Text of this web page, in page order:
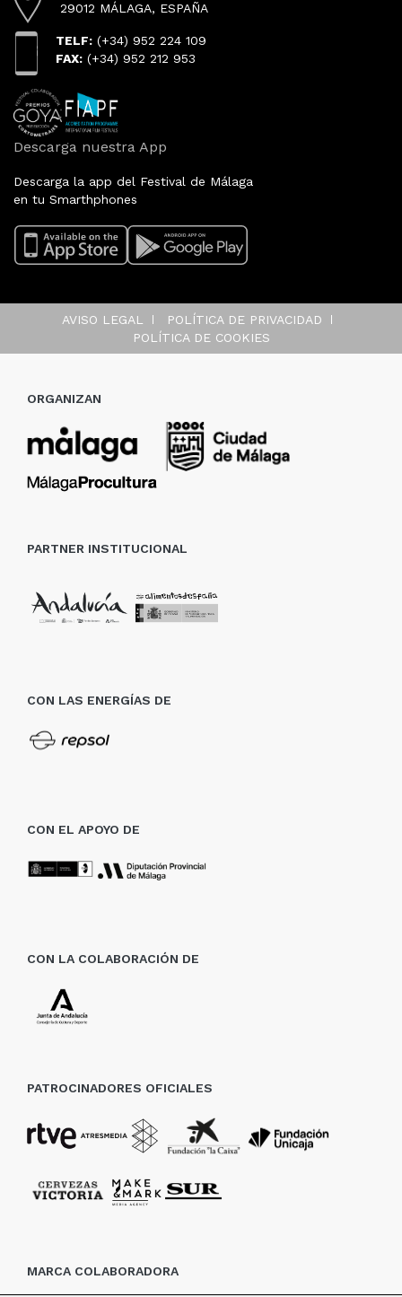
29012 MÁLAGA, ESPAÑA
TELF: (+34) 952 224 109
FAX: (+34) 952 212 953
Descarga nuestra App
Descarga la app del Festival de Málaga
en tu Smarthphones
AVISO LEGAL
POLÍTICA DE PRIVACIDAD
POLÍTICA DE COOKIES
ORGANIZAN
PARTNER INSTITUCIONAL
CON LAS ENERGÍAS DE
CON EL APOYO DE
CON LA COLABORACIÓN DE
PATROCINADORES OFICIALES
MARCA COLABORADORA